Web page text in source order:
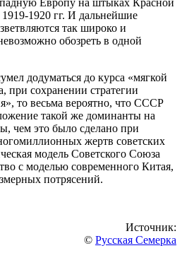
Европу на штыках Красной
1920 гг. И дальнейшие
так широко и
обозреть в одной
додуматься до курса «мягкой
при сохранении стратегии
то весьма вероятно, что СССР
такой же доминанты на
чем это было сделано при
жертв советских
модель Советского Союза
с моделью современного Китая,
потрясений.
Источник:
© Русская Семерка